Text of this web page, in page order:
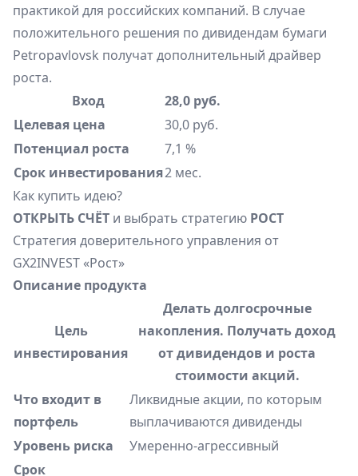
практикой для российских компаний. В случае
положительного решения по дивидендам бумаги
Petropavlovsk получат дополнительный драйвер
роста.
Вход
28,0 руб.
Целевая цена
30,0 руб.
Потенциал роста
7,1 %
Срок инвестирования2 мес.
Как купить идею?
ОТКРЫТЬ СЧЁТ и выбрать стратегию РОСТ
Стратегия доверительного управления от
GX2INVEST «Рост»
Описание продукта
Цель
инвестирования
Делать долгосрочные
накопления. Получать доход
от дивидендов и роста
стоимости акций.
Что входит в
портфель
Ликвидные акции, по которым
выплачиваются дивиденды
Уровень риска
Умеренно-агрессивный
Срок